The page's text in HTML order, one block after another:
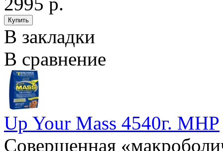
В закладки
В сравнение
Up Your Mass 4540г. MHP
Совершенная